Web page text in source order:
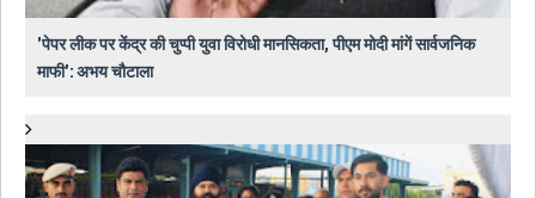
'पेपर लीक पर केंद्र की चुप्पी युवा विरोधी मानसिकता, पीएम मोदी मांगें सार्वजनिक
माफी': अभय चौटाला